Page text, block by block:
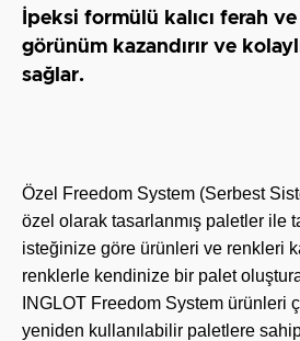
İpeksi formülü kalıcı ferah
görünüm kazandırır ve
sağlar.
Özel Freedom System (Serbest
özel olarak tasarlanmış paletler ile
isteğinize göre ürünleri ve renkleri
renklerle kendinize bir palet
INGLOT Freedom System ürünleri
yeniden kullanılabilir paletlere